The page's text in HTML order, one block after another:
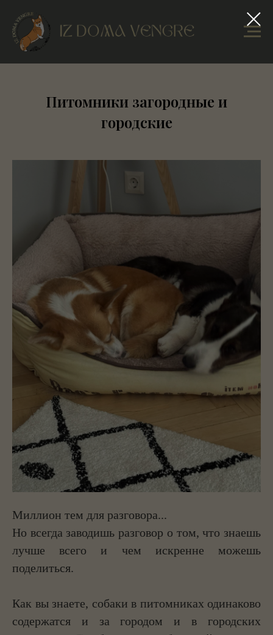
Питомники загородные и
городские
Миллион тем для разговора...
Но всегда заводишь разговор о том, что знаешь
лучше всего и чем искренне можешь
поделиться.
Как вы знаете, собаки в питомниках одинаково
содержатся и за городом и в городских